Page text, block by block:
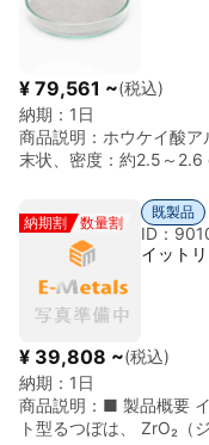
供給仕様項目内容主な
8252/8253 等サイズ外
研磨（ファイヤーポリッ
色透明、平滑なガラス
スに比べ熱膨張係数は同
注意が必要です（予熱
形・加工温度が低く扱
（HF）には侵食される
ください。
¥ 79,561 ~(税込)
納期： 1日
商品説明： ホウケイ酸ア
末状、密度：約2.5～2.6
対応 用途例：耐熱部品
品、3Dプリント材料 保
電気注意、長期保管は
納期割 数量割
既製品
ID：
イット
¥ 39,808 ~(税込)
納期： 1日
商品説明： ■ 製品概要
ト型るつぼは、 ZrO₂（